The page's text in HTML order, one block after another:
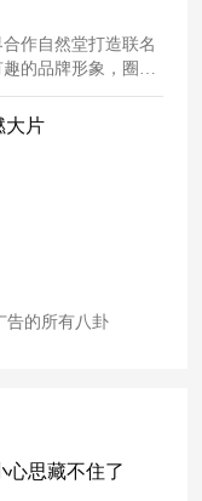
作自然堂打造联名
的品牌形象，圈粉
大片
告的所有八卦